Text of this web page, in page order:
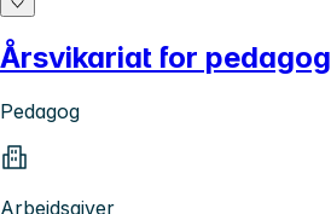
Årsvikariat for pedagog
Pedagog
Arbeidsgiver